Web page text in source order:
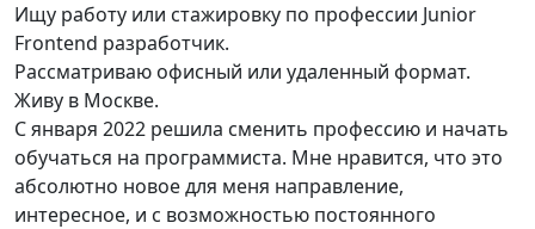
Ищу работу или стажировку по профессии Junior
Frontend разработчик.
Рассматриваю офисный или удаленный формат.
Живу в Москве.
С января 2022 решила сменить профессию и начать
обучаться на программиста. Мне нравится, что это
абсолютно новое для меня направление,
интересное, и с возможностью постоянного